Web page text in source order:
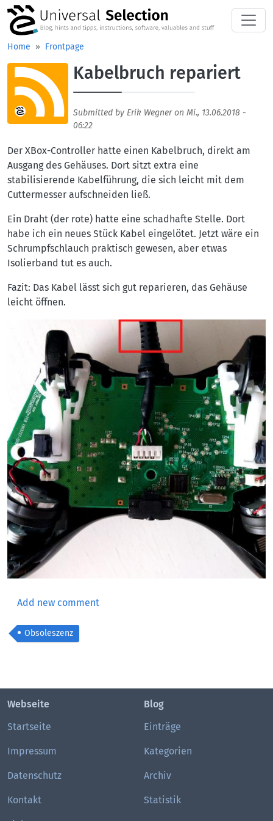
Skip to main content
Home Frontpage
Kabelbruch repariert
Aufmacherbild
Submitted by Erik Wegneron Mi., 13.06.2018 -
06:22
Der XBox-Controller hatte einen Kabelbruch, direkt am
Ausgang des Gehäuses. Dort sitzt extra eine
stabilisierende Kabelführung, die sich leicht mit dem
Cuttermesser aufschneiden ließ.
Ein Draht (der rote) hatte eine schadhafte Stelle. Dort
habe ich ein neues Stück Kabel eingelötet. Jetzt wäre ein
Schrumpfschlauch praktisch gewesen, aber etwas
Isolierband tut es auch.
Fazit: Das Kabel lässt sich gut reparieren, das Gehäuse
leicht öffnen.
Add new comment
Obsoleszenz
Webseite
Startseite
Impressum
Datenschutz
Kontakt
Blog
Einträge
Kategorien
Archiv
Statistik